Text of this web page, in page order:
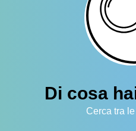
Di cosa
Cerca tra